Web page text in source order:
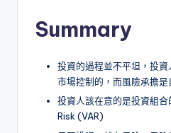
Summary
投資的過程並不平坦，投
市場控制的，而風險承擔是
投資人該在意的是投資組
Risk (VAR)